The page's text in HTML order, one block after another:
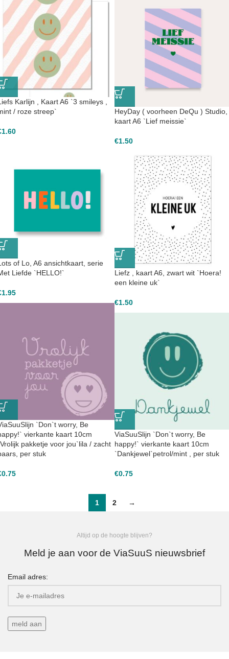
Karlijn , Kaart A6 `3 smileys ,
/ roze streep`
1.60
HeyDay ( voorheen DeQu ) Studio,
kaart A6 `Lief meissie`
€1.50
of Lo, A6 ansichtkaart, serie
Liefde `HELLO!`
1.95
Liefz , kaart A6, zwart wit `Hoera!
een kleine uk`
€1.50
`Don`t worry, Be
vierkante kaart 10cm
pakketje voor jou`lila / zacht
per stuk
0.75
ViaSuuSlijn `Don`t worry, Be
happy!` vierkante kaart 10cm
`Dankjewel`petrol/mint , per stuk
€0.75
1 2 →
Altijd op de hoogte blijven?
Meld je aan voor de ViaSuuS nieuwsbrief
Email adres: